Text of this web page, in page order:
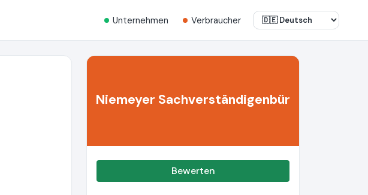
Unternehmen Verbraucher
Niemeyer Sachverständigenbür
Bewerten